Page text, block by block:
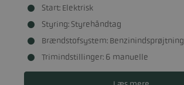
Start: Elektrisk
Styring: Styrehåndtag
Brændstofsystem: Benzinindsprøjtning
Trimindstillinger: 6 manuelle